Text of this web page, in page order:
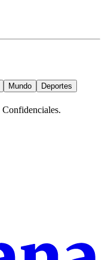
Mundo
Deportes
Confidenciales.